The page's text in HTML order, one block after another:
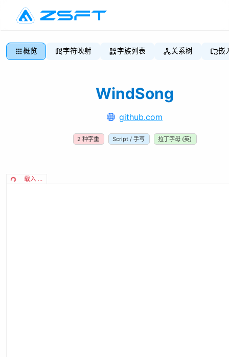
概览 字符映射 字族列表 关系树 嵌
WindSong
github.com
2 种字重 Script / 手写 拉丁字母 (英)
载入 ...